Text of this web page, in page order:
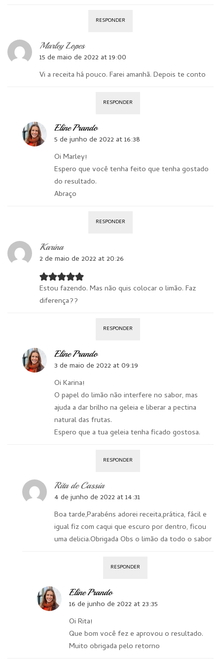
RESPONDER
Marley Lopes
15 de maio de 2022 at 19:00
Vi a receita há pouco. Farei amanhã. Depois te conto
RESPONDER
Eline Prando
5 de junho de 2022 at 16:38
Oi Marley!
Espero que você tenha feito que tenha gostado
do resultado.
Abraço
RESPONDER
Karina
2 de maio de 2022 at 20:26
Estou fazendo. Mas não quis colocar o limão. Faz
diferença??
RESPONDER
Eline Prando
3 de maio de 2022 at 09:19
Oi Karina!
O papel do limão não interfere no sabor, mas
ajuda a dar brilho na geleia e liberar a pectina
natural das frutas.
Espero que a tua geleia tenha ficado gostosa.
RESPONDER
Rita de Cassia
4 de junho de 2022 at 14:31
Boa tarde,Parabéns adorei receita,prática, fácil e
igual fiz com caqui que escuro por dentro, ficou
uma delicia.Obrigada Obs o limão da todo o sabor
RESPONDER
Eline Prando
16 de junho de 2022 at 23:35
Oi Rita!
Que bom você fez e aprovou o resultado.
Muito obrigada pelo retorno